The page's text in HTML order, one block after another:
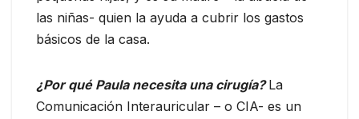
las niñas- quien la ayuda a cubrir los gastos
básicos de la casa.
¿Por qué Paula necesita una cirugía?La
Comunicación Interauricular – o CIA- es un